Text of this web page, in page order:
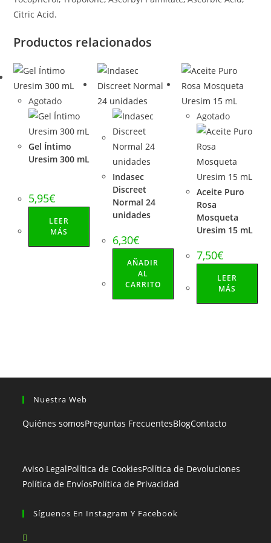
Citric Acid.
Productos relacionados
Agotado
Gel Íntimo
Uresim 300 mL
5,95€
LEER
MÁS
Indasec
Discreet
Normal 24
unidades
6,30€
AÑADIR
AL
CARRITO
Agotado
Aceite Puro
Rosa
Mosqueta
Uresim 15 mL
7,50€
LEER
MÁS
Nuestra Web
Quiénes somosPreguntas FrecuentesBlogContacto
Aviso LegalPolítica de CookiesPolítica de Devoluciones
Política de EnvíosPolítica de Privacidad
Síguenos En Instagram Y Facebook